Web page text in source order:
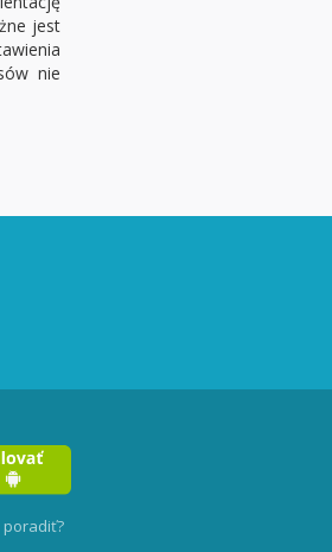
jest
nie